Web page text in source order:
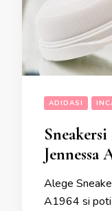
ADIDASI
Jennessa
Alege
A1964 si poti